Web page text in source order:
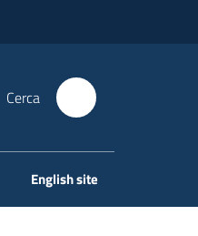
Cerca
English site